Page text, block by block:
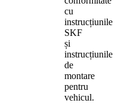
cu
instrucțiunile
SKF
și
instrucțiunile
de
montare
pentru
vehicul.